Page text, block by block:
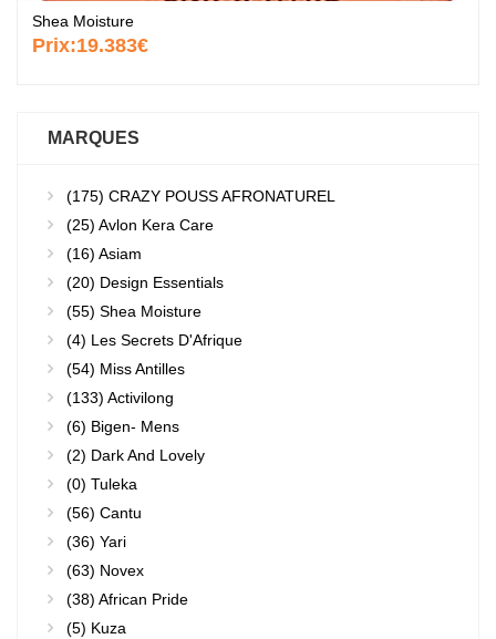
Shea Moisture
Prix:19.383€
MARQUES
(175) CRAZY POUSS AFRONATUREL
(25) Avlon Kera Care
(16) Asiam
(20) Design Essentials
(55) Shea Moisture
(4) Les Secrets D'Afrique
(54) Miss Antilles
(133) Activilong
(6) Bigen- Mens
(2) Dark And Lovely
(0) Tuleka
(56) Cantu
(36) Yari
(63) Novex
(38) African Pride
(5) Kuza